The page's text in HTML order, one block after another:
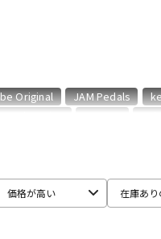
Original JAM Pedals
価格が高い 在庫あ